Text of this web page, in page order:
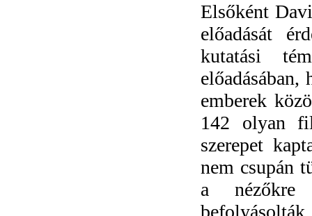
Elsőként
előadását
kutatási
emberek
142 olyan
szerepet
nem csupán
a nézőkre